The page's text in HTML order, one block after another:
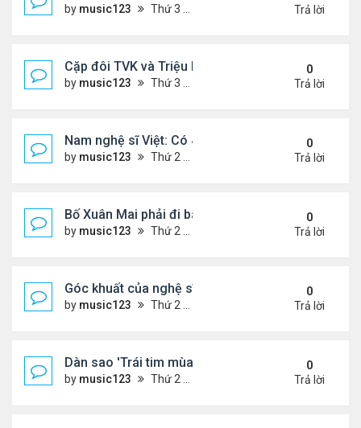
by music123 Thứ 3 Tháng 8 04, 2026 5:36 pm
Trả lời
Cặp đôi TVK và Triệu Mẫn được yêu thích nhất
by music123 Thứ 3 Tháng 8 04, 2026 5:05 pm
0
Trả lời
Nam nghệ sĩ Việt: Có 4 nhà ở Pháp, sống gần
by music123 Thứ 2 Tháng 8 03, 2026 7:23 pm
0
Trả lời
Bố Xuân Mai phải đi bán cơm ở Mỹ
by music123 Thứ 2 Tháng 8 03, 2026 7:18 pm
0
Trả lời
Góc khuất của nghệ sĩ Hoài Tâm
by music123 Thứ 2 Tháng 8 03, 2026 7:13 pm
0
Trả lời
Dàn sao 'Trái tim mùa thu' sau 26 năm
by music123 Thứ 2 Tháng 8 03, 2026 7:09 pm
0
Trả lời